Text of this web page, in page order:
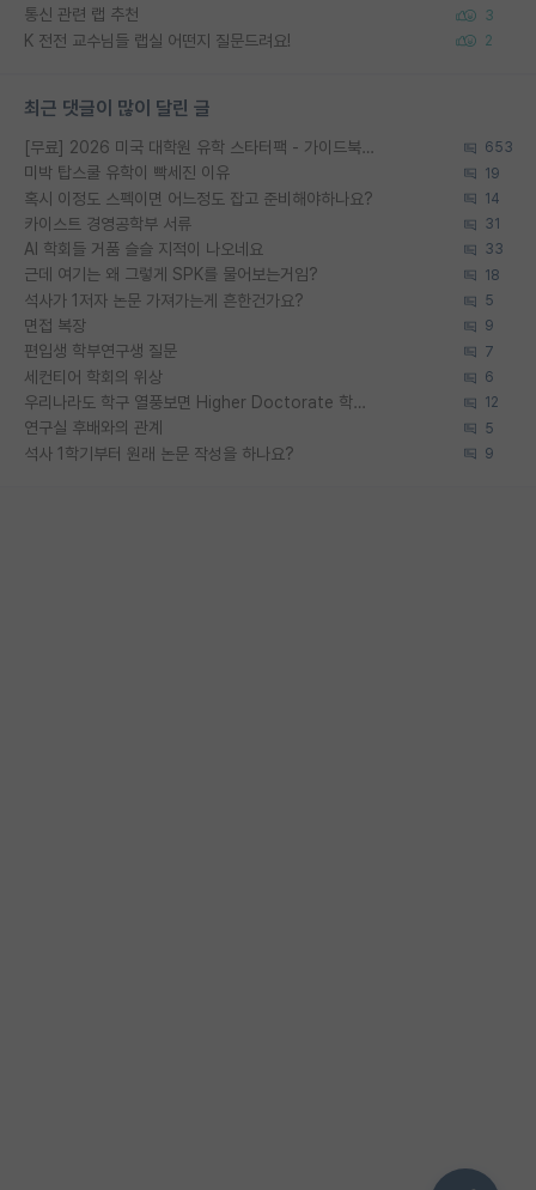
통신 관련 랩 추천 3
K 전전 교수님들 랩실 어떤지 질문드려요! 2
최근 댓글이 많이 달린 글
[무료] 2026 미국 대학원 유학 스타터팩 - 가이드북 & 합격자 컨택메일 템플릿 653
미박 탑스쿨 유학이 빡세진 이유 19
혹시 이정도 스펙이면 어느정도 잡고 준비해야하나요? 14
카이스트 경영공학부 서류 31
AI 학회들 거품 슬슬 지적이 나오네요 33
근데 여기는 왜 그렇게 SPK를 물어보는거임? 18
석사가 1저자 논문 가져가는게 흔한건가요? 5
면접 복장 9
편입생 학부연구생 질문 7
세컨티어 학회의 위상 6
우리나라도 학구 열풍보면 Higher Doctorate 학위가 필요하다고 봅니다. 12
연구실 후배와의 관계 5
석사 1학기부터 원래 논문 작성을 하나요? 9